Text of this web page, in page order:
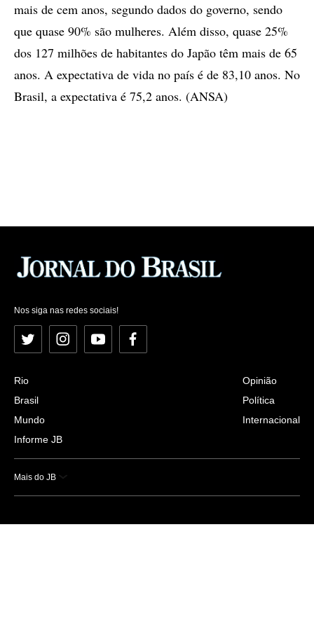
mais de cem anos, segundo dados do governo, sendo
que quase 90% são mulheres. Além disso, quase 25%
dos 127 milhões de habitantes do Japão têm mais de 65
anos. A expectativa de vida no país é de 83,10 anos. No
Brasil, a expectativa é 75,2 anos. (ANSA)
Nos siga nas redes sociais!
Twitter InstagramYouTubeFacebook
Rio
Brasil
Mundo
Informe JB
Opinião
Política
Internacional
Mais do JB
Esportes